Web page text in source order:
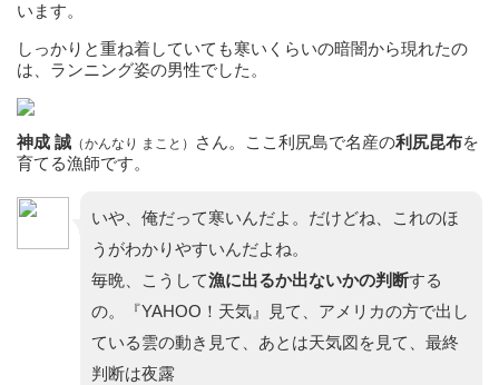
います。
しっかりと重ね着していても寒いくらいの暗闇から現れたの
は、ランニング姿の男性でした。
神成 誠 （かんなり まこと） さん。ここ利尻島で名産の利尻昆布を
育てる漁師です。
いや、俺だって寒いんだよ。だけどね、これのほ
うがわかりやすいんだよね。
毎晩、こうして漁に出るか出ないかの判断する
の。『YAHOO！天気』見て、アメリカの方で出し
ている雲の動き見て、あとは天気図を見て、最終
判断は夜露